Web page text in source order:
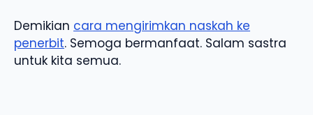
Demikian cara mengirimkan naskah ke
penerbit. Semoga bermanfaat. Salam sastra
untuk kita semua.